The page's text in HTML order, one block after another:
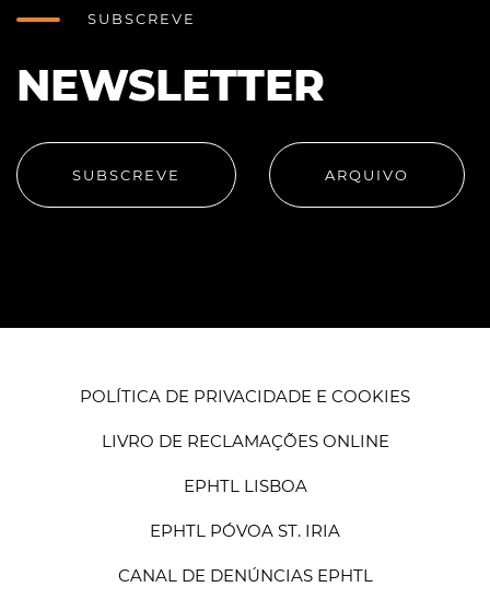
SUBSCREVE
NEWSLETTER
SUBSCREVE ARQUIVO
POLÍTICA DE PRIVACIDADE E COOKIES
LIVRO DE RECLAMAÇÕES ONLINE
EPHTL LISBOA
EPHTL PÓVOA ST. IRIA
CANAL DE DENÚNCIAS EPHTL